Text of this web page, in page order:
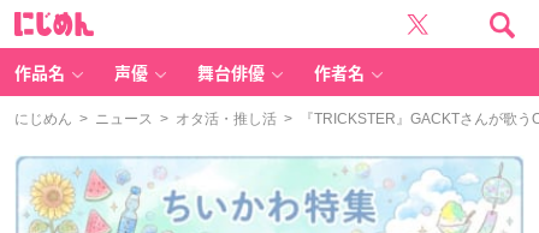
作品名 声優 舞台俳優 作者名
にじめん > ニュース > オタ活・推し活 > 『TRICKSTER』GACKTさんが歌う